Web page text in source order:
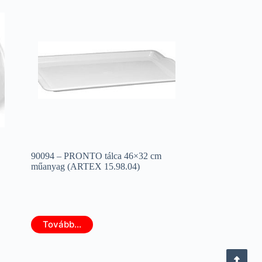
90094 – PRONTO tálca 46×32 cm
műanyag (ARTEX 15.98.04)
Tovább...